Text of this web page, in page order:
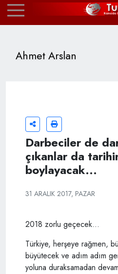
Ahmet Arslan
Darbeciler de
çıkanlar da
boylayacak...
31 ARALIK 2017, PAZAR
2018 zorlu geçecek...
Türkiye, herşeye rağmen,
büyütecek ve adım adım
yoluna duraksamadan